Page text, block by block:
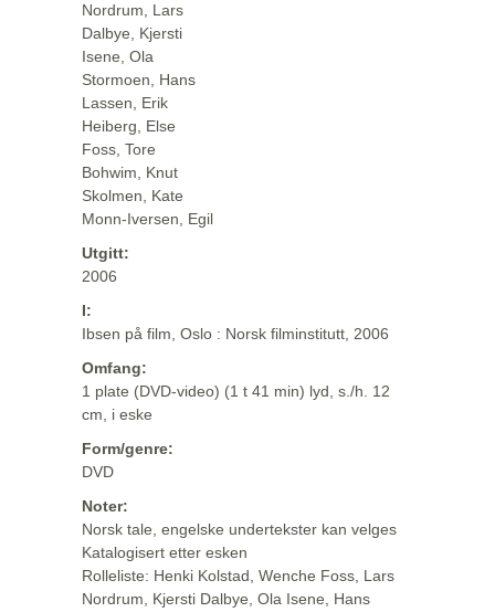
Nordrum, Lars
Dalbye, Kjersti
Isene, Ola
Stormoen, Hans
Lassen, Erik
Heiberg, Else
Foss, Tore
Bohwim, Knut
Skolmen, Kate
Monn-Iversen, Egil
Utgitt:
2006
I:
Ibsen på film, Oslo : Norsk filminstitutt, 2006
Omfang:
1 plate (DVD-video) (1 t 41 min) lyd, s./h. 12
cm, i eske
Form/genre:
DVD
Noter:
Norsk tale, engelske undertekster kan velges
Katalogisert etter esken
Rolleliste: Henki Kolstad, Wenche Foss, Lars
Nordrum, Kjersti Dalbye, Ola Isene, Hans